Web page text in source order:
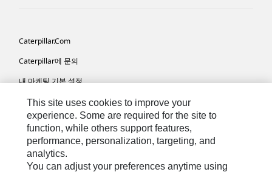
Caterpillar.com
Caterpillar에 문의
내 마케팅 기본 설정
사이트 맵
Cookie Settings
법적 고지
개인정보취급방침
This site uses cookies to improve your
experience. Some are required for the site to
function, while others support features,
performance, personalization, targeting, and
analytics.
You can adjust your preferences anytime using